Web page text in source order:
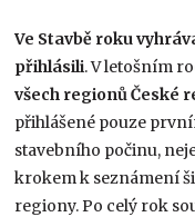
Ve Stavbě roku
přihlásili. V letošním
všech regionů České
přihlášené pouze
stavebního počinu,
krokem k seznámení
regiony. Po celý rok